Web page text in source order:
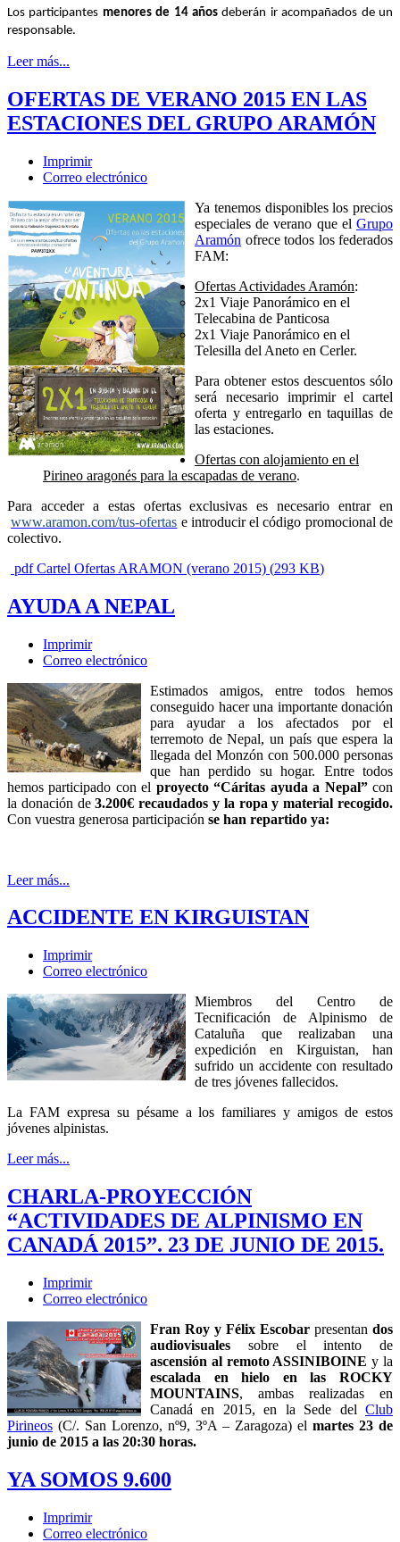
Los participantes menores de 14 años deberán ir acompañados de un
responsable.
Leer más...
OFERTAS DE VERANO 2015 EN LAS
ESTACIONES DEL GRUPO ARAMÓN
Imprimir
Correo electrónico
Ya tenemos disponibles los precios
especiales de verano que el Grupo
Aramón ofrece todos los federados
FAM:
Ofertas Actividades Aramón:
2x1 Viaje Panorámico en el
Telecabina de Panticosa
2x1 Viaje Panorámico en el
Telesilla del Aneto en Cerler.
Para obtener estos descuentos sólo
será necesario imprimir el cartel
oferta y entregarlo en taquillas de
las estaciones.
Ofertas con alojamiento en el
Pirineo aragonés para la escapadas de verano.
Para acceder a estas ofertas exclusivas es necesario entrar en
www.aramon.com/tus-ofertas e introducir el código promocional de
colectivo.
pdfCartel Ofertas ARAMON (verano 2015) (293 KB)
AYUDA A NEPAL
Imprimir
Correo electrónico
Estimados amigos, entre todos hemos
conseguido hacer una importante donación
para ayudar a los afectados por el
terremoto de Nepal, un país que espera la
llegada del Monzón con 500.000 personas
que han perdido su hogar. Entre todos
hemos participado con el proyecto “Cáritas ayuda a Nepal”con
la donación de3.200€ recaudados y la ropa y material recogido.
Con vuestra generosa participación se han repartido ya:
Leer más...
ACCIDENTE EN KIRGUISTAN
Imprimir
Correo electrónico
Miembros del Centro de
Tecnificación de Alpinismo de
Cataluña que realizaban una
expedición en Kirguistan, han
sufrido un accidente con resultado
de tres jóvenes fallecidos.
La FAM expresa su pésame a los familiares y amigos de estos
jóvenes alpinistas.
Leer más...
CHARLA-PROYECCIÓN
“ACTIVIDADES DE ALPINISMO EN
CANADÁ 2015”. 23 DE JUNIO DE 2015.
Imprimir
Correo electrónico
Fran Roy y Félix Escobar presentan dos
audiovisuales sobre el intento de
ascensión al remoto ASSINIBOINEy la
escalada en hielo en las ROCKY
MOUNTAINS, ambas realizadas en
Canadá en 2015, en la Sede del Club
Pirineos (C/. San Lorenzo, nº9, 3ºA – Zaragoza) el martes 23 de
junio de 2015 a las 20:30 horas.
YA SOMOS 9.600
Imprimir
Correo electrónico